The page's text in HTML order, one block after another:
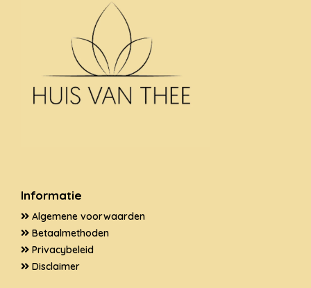
Informatie
Algemene voorwaarden
Betaalmethoden
Privacybeleid
Disclaimer